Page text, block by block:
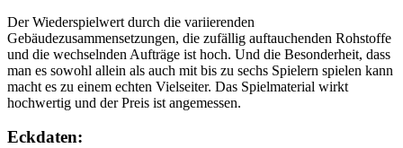
Der Wiederspielwert durch die variierenden
Gebäudezusammensetzungen, die zufällig auftauchenden Rohstoffe
und die wechselnden Aufträge ist hoch. Und die Besonderheit, dass
man es sowohl allein als auch mit bis zu sechs Spielern spielen kann
macht es zu einem echten Vielseiter. Das Spielmaterial wirkt
hochwertig und der Preis ist angemessen.
Eckdaten: